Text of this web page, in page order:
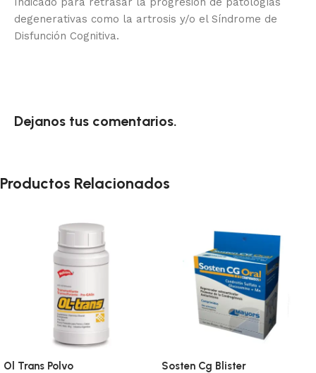
degenerativas como la artrosis y/o el Síndrome de
Disfunción Cognitiva.
Dejanos tus comentarios.
Productos Relacionados
Sosten Art 60 Comprimidos Vitalflex 30 Comprimidos